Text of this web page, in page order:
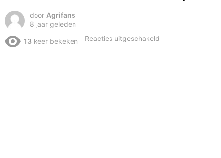
door Agrifans
8 jaar geleden
13 keer bekeken Reacties uitgeschakeld